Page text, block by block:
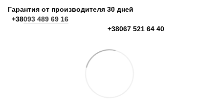
Гарантия от производителя 30 дней
+38093 489 69 16
+38067 521 64 40